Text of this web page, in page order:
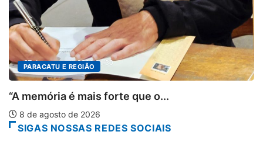
SIGAS NOSSAS REDES SOCIAIS